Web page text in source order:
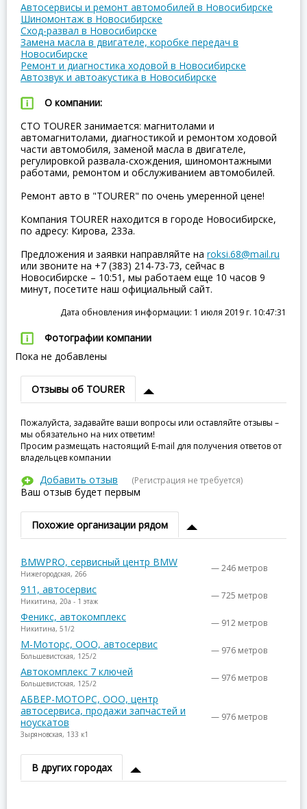
Автосервисы и ремонт автомобилей в Новосибирске
Шиномонтаж в Новосибирске
Сход-развал в Новосибирске
Замена масла в двигателе, коробке передач в
Новосибирске
Ремонт и диагностика ходовой в Новосибирске
Автозвук и автоакустика в Новосибирске
О компании:
СТО TOURER занимается: магнитолами и
автомагнитолами, диагностикой и ремонтом ходовой
части автомобиля, заменой масла в двигателе,
регулировкой развала-схождения, шиномонтажными
работами, ремонтом и обслуживанием автомобилей.
Ремонт авто в "TOURER" по очень умеренной цене!
Компания TOURER находится в городе Новосибирске,
по адресу: Кирова, 233а.
Предложения и заявки направляйте на roksi.68@mail.ru
или звоните на +7 (383) 214-73-73, сейчас в
Новосибирске – 10:51, мы работаем еще 10 часов 9
минут, посетите наш официальный сайт.
Дата обновления информации: 1 июля 2019 г. 10:47:31
Фотографии компании
Пока не добавлены
Отзывы об TOURER
Пожалуйста, задавайте ваши вопросы или оставляйте отзывы –
мы обязательно на них ответим!
Просим размещать настоящий E-mail для получения ответов от
владельцев компании
Добавить отзыв (Регистрация не требуется)
Ваш отзыв будет первым
Похожие организации рядом
BMWPRO, сервисный центр BMW
Нижегородская, 266 — 246 метров
911, автосервис
Никитина, 20а - 1 этаж — 725 метров
Феникс, автокомплекс
Никитина, 51/2 — 912 метров
М-Моторс, ООО, автосервис
Большевистская, 125/2 — 976 метров
Автокомплекс 7 ключей
Большевистская, 125/2 — 976 метров
АБВЕР-МОТОРС, ООО, центр
автосервиса, продажи запчастей и
ноускатов
Зыряновская, 133 к1
— 976 метров
В других городах